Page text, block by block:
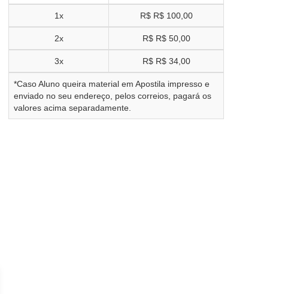
1x R$ R$ 100,00
2x R$ R$ 50,00
3x R$ R$ 34,00
*Caso Aluno queira material em Apostila impresso e
enviado no seu endereço, pelos correios, pagará os
valores acima separadamente.